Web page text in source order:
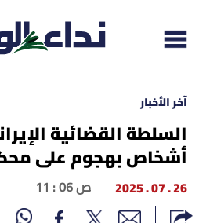
إقرأ الجريدة
لبنان
آخر الأخبار
أشخاص بهجوم على
26 . 07 . 2025 11 : 06 ص